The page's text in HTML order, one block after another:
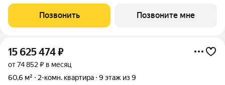
предпочитает более камерный формат жилья чувствовал себя
дома. Дом высотой 9 этажей с
Позвонить Позвоните мне
15 625 474₽
от 74 852 ₽ в месяц
60,6 м²
2-комн. квартира 9 этаж из 9